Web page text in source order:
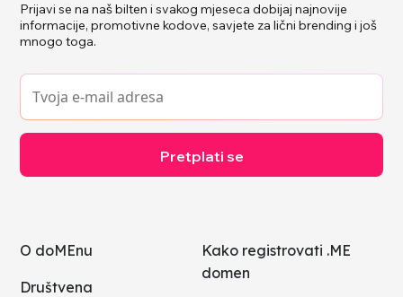
Prijavi se na naš bilten i svakog mjeseca dobijaj najnovije
informacije, promotivne kodove, savjete za lični brending i još
mnogo toga.
Pretplati se
O doMEnu
Društvena
Kako registrovati .ME
domen